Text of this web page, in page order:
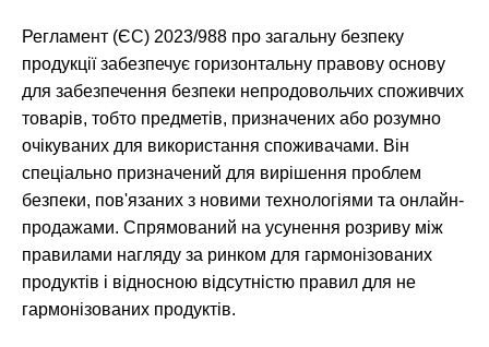
Регламент (ЄС) 2023/988 про загальну безпеку
продукції забезпечує горизонтальну правову основу
для забезпечення безпеки непродовольчих споживчих
товарів, тобто предметів, призначених або розумно
очікуваних для використання споживачами. Він
спеціально призначений для вирішення проблем
безпеки, пов'язаних з новими технологіями та онлайн-
продажами. Спрямований на усунення розриву між
правилами нагляду за ринком для гармонізованих
продуктів і відносною відсутністю правил для не
гармонізованих продуктів.